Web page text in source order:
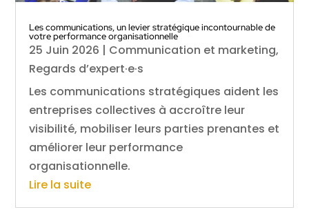
Les communications, un levier stratégique incontournable de
votre performance organisationnelle
25 Juin 2026 | Communication et marketing,
Regards d’expert·e·s
Les communications stratégiques aident les
entreprises collectives à accroître leur
visibilité, mobiliser leurs parties prenantes et
améliorer leur performance
organisationnelle.
Lire la suite